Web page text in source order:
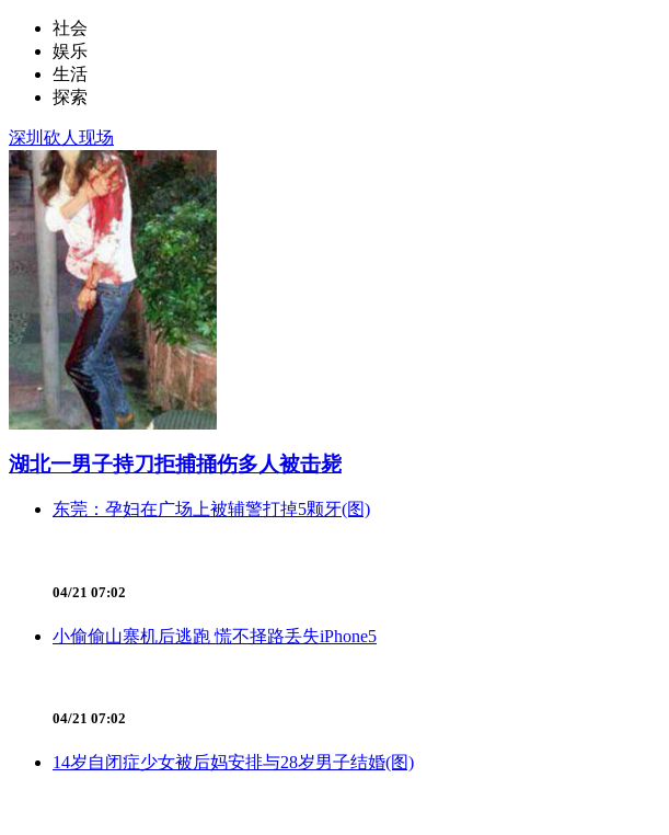
社会
娱乐
生活
探索
深圳砍人现场
湖北一男子持刀拒捕捅伤多人被击毙
东莞：孕妇在广场上被辅警打掉5颗牙(图)
04/21 07:02
小偷偷山寨机后逃跑 慌不择路丢失iPhone5
04/21 07:02
14岁自闭症少女被后妈安排与28岁男子结婚(图)